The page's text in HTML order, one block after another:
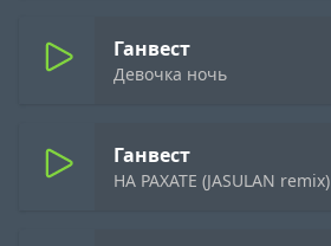
Ганвест
Девочка ночь
Ганвест
НА РАХАТЕ (JASULAN remix)